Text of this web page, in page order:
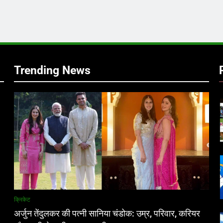
Trending News
क्रिकेट
अर्जुन तेंदुलकर की पत्नी सानिया चंडोक: उम्र, परिवार, करियर